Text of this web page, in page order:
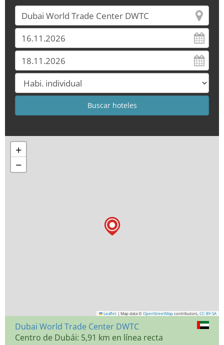
+
−
Leaflet | Map data © OpenStreetMap contributors, CC-BY-SA
Dubai World Trade Center DWTC
Centro de Dubái: 5,91 km en línea recta